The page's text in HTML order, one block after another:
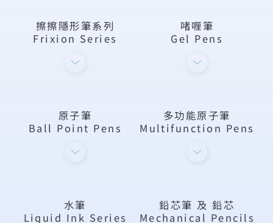
擦擦隱形筆系列
Frixion Series
啫喱筆
Gel Pens
原子筆
Ball Point Pens
多功能原子筆
Multifunction Pens
水筆
Liquid Ink Series
鉛芯筆 及 鉛芯
Mechanical Pencils